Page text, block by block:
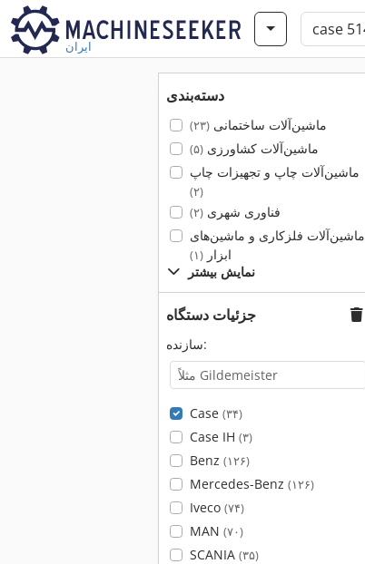
ایران
دسته‌بندی
ماشین‌آلات ساختمانی(۲۳)
ماشین‌آلات کشاورزی(۵)
ماشین‌آلات چاپ و تجهیزات چاپ
(۲)
فناوری شهری(۲)
ماشین‌آلات فلزکاری و ماشین‌های
ابزار(۱)
نمایش بیشتر
جزئیات دستگاه
سازنده:
Case (۳۴)
Case IH (۳)
Benz (۱۲۶)
Mercedes-Benz (۱۲۶)
Iveco (۷۴)
MAN (۷۰)
SCANIA (۳۵)